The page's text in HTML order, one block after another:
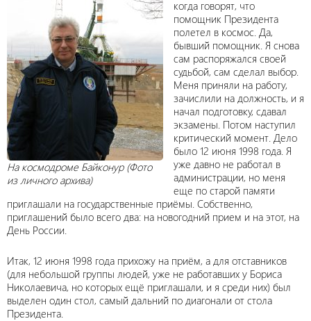
На космодроме Байконур (Фото
из личного архива)
когда говорят, что
помощник Президента
полетел в космос. Да,
бывший помощник. Я снова
сам распоряжался своей
судьбой, сам сделал выбор.
Меня приняли на работу,
зачислили на должность, и я
начал подготовку, сдавал
экзамены. Потом наступил
критический момент. Дело
было 12 июня 1998 года. Я
уже давно не работал в
администрации, но меня
еще по старой памяти
приглашали на государственные приёмы. Собственно,
приглашений было всего два: на новогодний прием и на этот, на
День России.
Итак, 12 июня 1998 года прихожу на приём, а для отставников
(для небольшой группы людей, уже не работавших у Бориса
Николаевича, но которых ещё приглашали, и я среди них) был
выделен один стол, самый дальний по диагонали от стола
Президента.